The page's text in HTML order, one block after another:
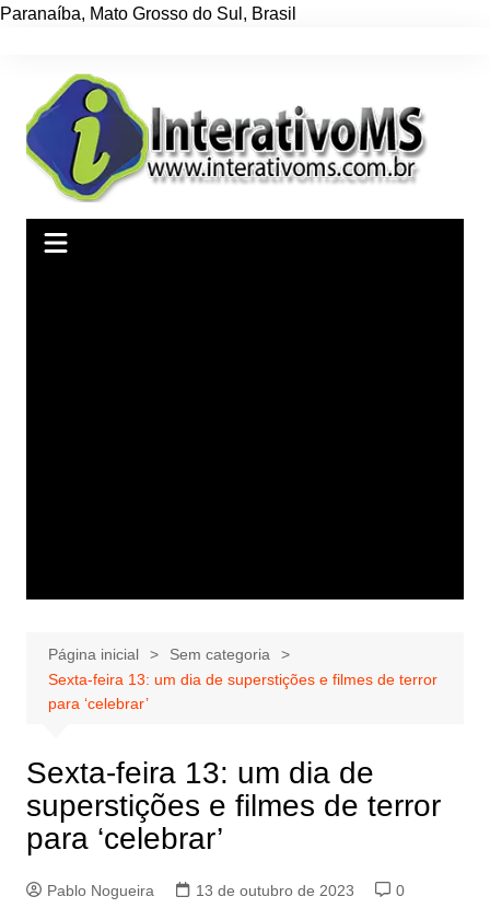
Paranaíba, Mato Grosso do Sul , Brasil
conteúdo
Página inicial
Sem categoria
Sexta-feira 13: um dia de superstições e filmes de terror
para ‘celebrar’
Sexta-feira 13: um dia de
superstições e filmes de terror
para ‘celebrar’
Pablo Nogueira 13 de outubro de 2023
0